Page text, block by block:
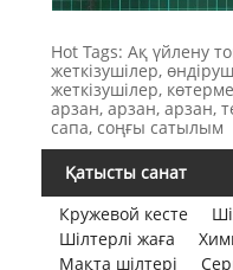
Hot Tags: Ақ үйлену
жеткізушілер,
жеткізушілер,
арзан, арзан, арзан,
сапа, соңғы сатылым
Қатысты санат
Кружевой кесте
Шілтерлі жаға
Мақта шілтері